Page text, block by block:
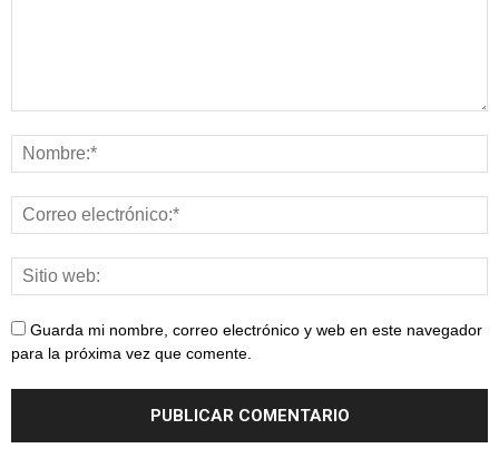
Guarda mi nombre, correo electrónico y web en este navegador
para la próxima vez que comente.